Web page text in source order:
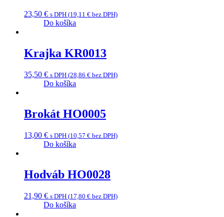
23,50 € s DPH (19,11 € bez DPH)
Do košíka
Krajka KR0013
35,50 € s DPH (28,86 € bez DPH)
Do košíka
Brokát HO0005
13,00 € s DPH (10,57 € bez DPH)
Do košíka
Hodváb HO0028
21,90 € s DPH (17,80 € bez DPH)
Do košíka